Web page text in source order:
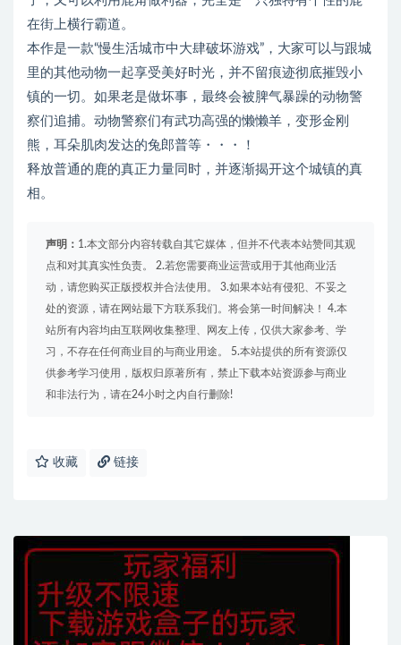
在街上横行霸道。
本作是一款“慢生活城市中大肆破坏游戏”，大家可以与跟城
里的其他动物一起享受美好时光，并不留痕迹彻底摧毁小
镇的一切。如果老是做坏事，最终会被脾气暴躁的动物警
察们追捕。动物警察们有武功高强的懒懒羊，变形金刚
熊，耳朵肌肉发达的兔郎普等・・・！
释放普通的鹿的真正力量同时，并逐渐揭开这个城镇的真
相。
声明： 1.本文部分内容转载自其它媒体，但并不代表本站赞同其观
点和对其真实性负责。 2.若您需要商业运营或用于其他商业活
动，请您购买正版授权并合法使用。 3.如果本站有侵犯、不妥之
处的资源，请在网站最下方联系我们。将会第一时间解决！ 4.本
站所有内容均由互联网收集整理、网友上传，仅供大家参考、学
习，不存在任何商业目的与商业用途。 5.本站提供的所有资源仅
供参考学习使用，版权归原著所有，禁止下载本站资源参与商业
和非法行为，请在24小时之内自行删除!
收藏 链接